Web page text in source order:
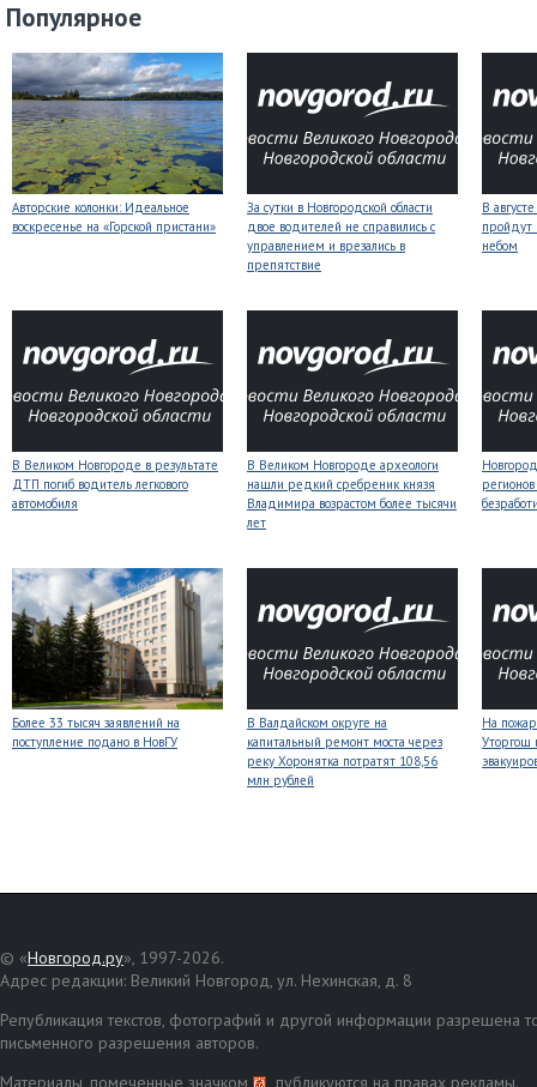
Популярное
Авторские колонки: Идеальное
воскресенье на «Горской пристани»
За сутки в Новгородской области
двое водителей не справились с
управлением и врезались в
препятствие
В
небом
В Великом Новгороде в результате
ДТП погиб водитель легкового
автомобиля
В Великом Новгороде археологи
нашли редкий сребреник князя
Владимира возрастом более тысячи
лет
Более 33 тысяч заявлений на
поступление подано в НовГУ
В Валдайском округе на
капитальный ремонт моста через
реку Хоронятка потратят 108,56
млн рублей
На
Уторгош
© «Новгород.ру», 1997-2026.
Адрес редакции: Великий Новгород, ул. Нехинская, д. 8
Републикация текстов, фотографий и другой информации разрешена
письменного разрешения авторов.
Материалы, помеченные значком
, публикуются на правах рекламы.